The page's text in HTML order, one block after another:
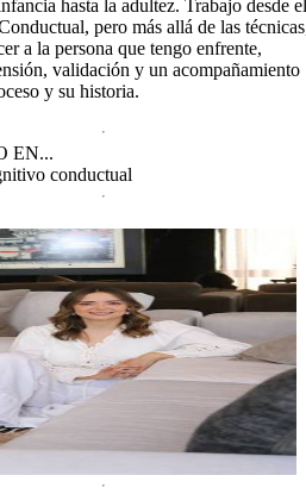
hasta la adultez. Trabajo desde el
pero más allá de las
a la persona que tengo enfrente,
validación y un acompañamiento
y su historia.
EN...
conductual